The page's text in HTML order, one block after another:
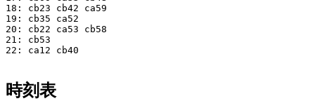
18: cb23 cb42 ca59
19: cb35 ca52
20: cb22 ca53 cb58
21: cb53
22: ca12 cb40
時刻表